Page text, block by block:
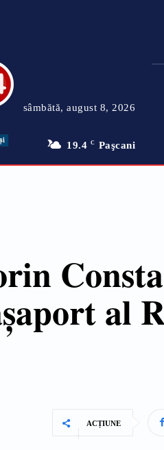
sâmbătă, august 8, 2026
19.4 C Paşcani
al
ACȚIUNE